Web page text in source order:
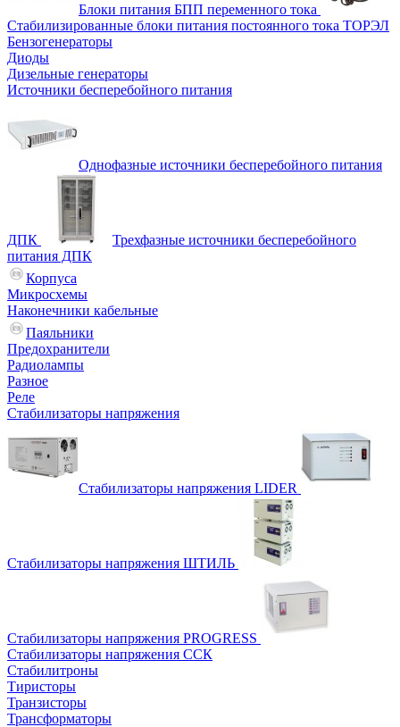
Блоки питания БПП переменного тока
Стабилизированные блоки питания постоянного тока ТОРЭЛ
Бензогенераторы
Диоды
Дизельные генераторы
Источники бесперебойного питания
Однофазные источники бесперебойного питания
ДПК
Трехфазные источники бесперебойного
питания ДПК
Корпуса
Микросхемы
Наконечники кабельные
Паяльники
Предохранители
Радиолампы
Разное
Реле
Стабилизаторы напряжения
Стабилизаторы напряжения LIDER
Стабилизаторы напряжения ШТИЛЬ
Стабилизаторы напряжения PROGRESS
Стабилизаторы напряжения ССК
Стабилитроны
Тиристоры
Транзисторы
Трансформаторы